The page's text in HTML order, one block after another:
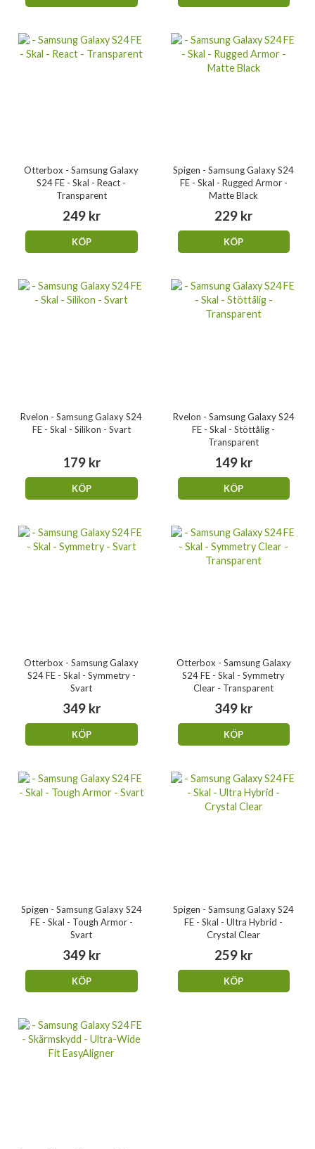
Otterbox - Samsung Galaxy
S24 FE - Skal - React -
Transparent
249 kr
KÖP
Spigen - Samsung Galaxy S24
FE - Skal - Rugged Armor -
Matte Black
229 kr
KÖP
Rvelon - Samsung Galaxy S24
FE - Skal - Silikon - Svart
179 kr
KÖP
Rvelon - Samsung Galaxy S24
FE - Skal - Stöttålig -
Transparent
149 kr
KÖP
Otterbox - Samsung Galaxy
S24 FE - Skal - Symmetry -
Svart
349 kr
KÖP
Otterbox - Samsung Galaxy
S24 FE - Skal - Symmetry
Clear - Transparent
349 kr
KÖP
Spigen - Samsung Galaxy S24
FE - Skal - Tough Armor -
Svart
349 kr
KÖP
Spigen - Samsung Galaxy S24
FE - Skal - Ultra Hybrid -
Crystal Clear
259 kr
KÖP